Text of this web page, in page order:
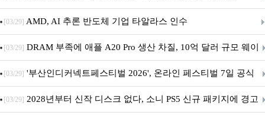
[03/29] AMD, AI 추론 반도체 기업 타알라스 인수
[03/29] DRAM 부족에 애플 A20 Pro 생산 차질, 10억 달러 규모 웨이
퍼 대기
[03/29] '부산인디커넥트페스티벌 2026', 온라인 페스티벌 7일 공식
개막... 22일간 진행
[03/29] 2028년부터 신작 디스크 없다, 소니 PS5 신규 패키지에 경고